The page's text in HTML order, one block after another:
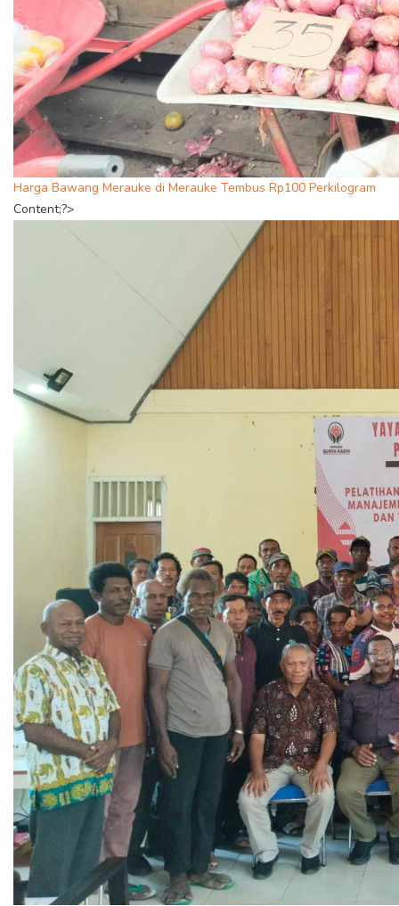
Harga Bawang Merauke di Merauke Tembus Rp100 Perkilogram
Content;?>